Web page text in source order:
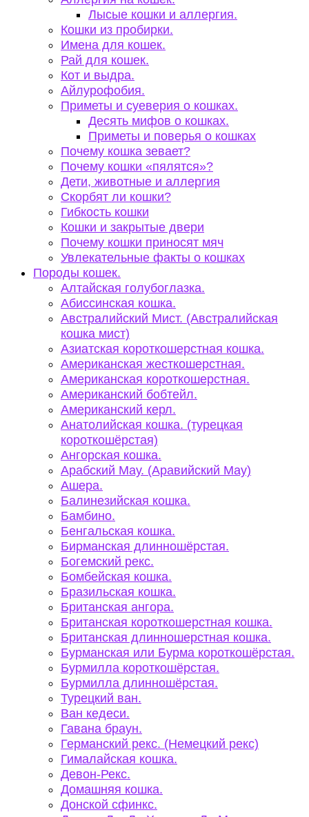
Лысые кошки и аллергия.
Кошки из пробирки.
Имена для кошек.
Рай для кошек.
Кот и выдра.
Айлурофобия.
Приметы и суеверия о кошках.
Десять мифов о кошках.
Приметы и поверья о кошках
Почему кошка зевает?
Почему кошки «пялятся»?
Дети, животные и аллергия
Скорбят ли кошки?
Гибкость кошки
Кошки и закрытые двери
Почему кошки приносят мяч
Увлекательные факты о кошках
Породы кошек.
Алтайская голубоглазка.
Абиссинская кошка.
Австралийский Мист. (Австралийская
кошка мист)
Азиатская короткошерстная кошка.
Американская жесткошерстная.
Американская короткошерстная.
Американский бобтейл.
Американский керл.
Анатолийская кошка. (турецкая
короткошёрстая)
Ангорская кошка.
Арабский Мау. (Аравийский Мау)
Ашера.
Балинезийская кошка.
Бамбино.
Бенгальская кошка.
Бирманская длинношёрстая.
Богемский рекс.
Бомбейская кошка.
Бразильская кошка.
Британская ангора.
Британская короткошерстная кошка.
Британская длинношерстная кошка.
Бурманская или Бурма короткошёрстая.
Бурмилла короткошёрстая.
Бурмилла длинношёрстая.
Турецкий ван.
Ван кедеси.
Гавана браун.
Германский рекс. (Немецкий рекс)
Гималайская кошка.
Девон-Рекс.
Домашняя кошка.
Донской сфинкс.